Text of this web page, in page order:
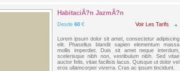
HabitaciÃ?n JazmÃ?n
Desde 60 € Voir Les Tarifs
Lorem ipsum dolor sit amet, consectetur adipiscing
elit. Phasellus blandit sapien elementum massa
mollis imperdiet. Duis sit amet neque interdum,
scelerisque nibh non, vestibulum nibh. Sed vitae
auctor felis, vitae facilisis lacus. Quisque ut dolor vel
eros ullamcorper viverra. Cras ac ipsum tincidunt.